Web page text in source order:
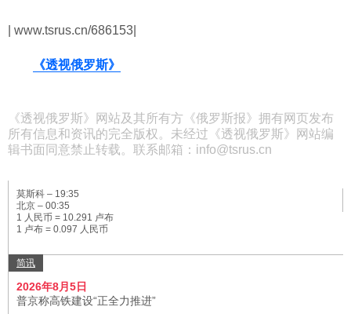
旅游
| www.tsrus.cn/686153|
《透视俄罗斯》
《透视俄罗斯》网站及其所有方《俄罗斯报》拥有网页发布
所有信息和资讯的完全版权。未经过《透视俄罗斯》网站编
辑书面同意禁止转载。联系邮箱：info@tsrus.cn
莫斯科 – 19:35
北京 – 00:35
1 人民币 = 10.291 卢布
1 卢布 = 0.097 人民币
简讯
2026年8月5日
普京称高铁建设“正全力推进”